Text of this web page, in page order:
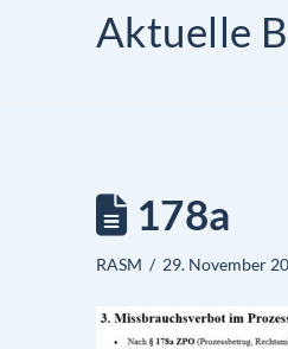
Aktuelle
178a
RASM 29. November